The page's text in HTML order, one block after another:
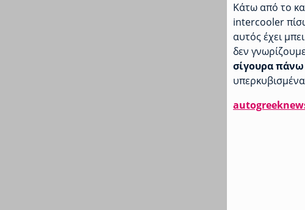
Κάτω από το
intercooler
αυτός έχει
δεν
σίγουρα